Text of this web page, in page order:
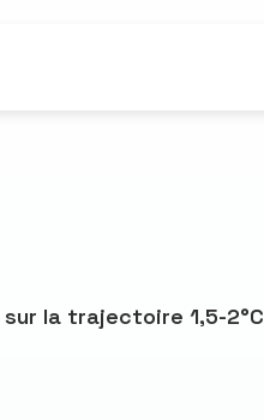
la trajectoire 1,5-2°C